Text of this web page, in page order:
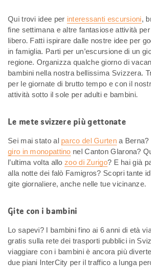
Qui trovi idee per interessanti escursioni,
fine settimana e altre fantasiose attività
libero. Fatti ispirare dalle nostre idee per
in famiglia. Parti per un’escursione di un
regione. Organizza qualche giorno di
bambini nella nostra bellissima Svizzera.
per le giornate di brutto tempo e con il
attività sotto il sole per adulti e bambini.
Le mete svizzere più gettonate
Sei mai stato al parco del Gurtena Berna?
giro in monopattino nel Canton Glarona?
l’ultima volta allozoo di Zurigo? E hai già
alla notte dei falò Famigros? Scopri tante
gite giornaliere, anche nelle tue vicinanze.
Gite con i bambini
Lo sapevi? I bambini fino ai 6 anni di età
gratis sulla rete dei trasporti pubblici in
viaggiare con i bambini è ancora più
due piani InterCity per il traffico a lunga